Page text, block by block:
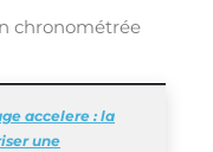
chronométrée
accelere : la
une